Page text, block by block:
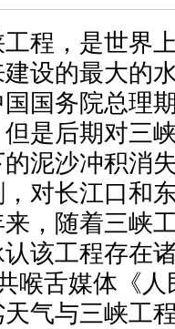
，是世界上
设的最大的
国务院总理
是后期对三
的泥沙冲积消
对长江口和
，随着三峡
该工程存在
喉舌媒体《
气与三峡工